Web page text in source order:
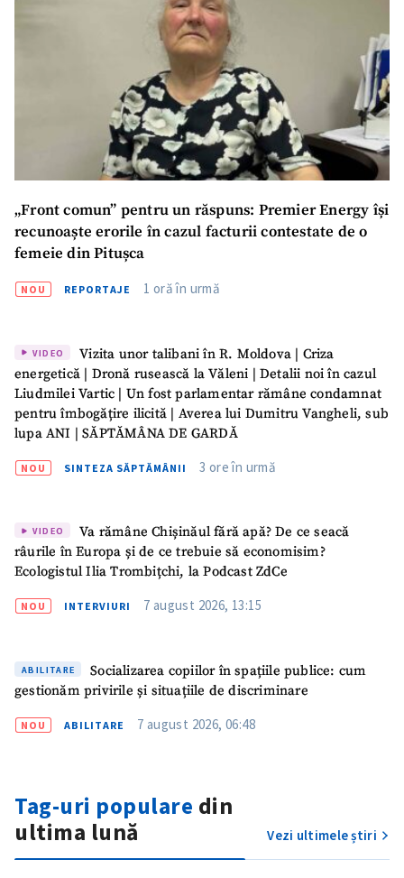
„Front comun” pentru un răspuns: Premier Energy își
recunoaște erorile în cazul facturii contestate de o
femeie din Pitușca
NOU REPORTAJE 1 oră în urmă
VIDEO
Vizita unor talibani în R. Moldova | Criza
energetică | Dronă rusească la Văleni | Detalii noi în cazul
Liudmilei Vartic | Un fost parlamentar rămâne condamnat
pentru îmbogățire ilicită | Averea lui Dumitru Vangheli, sub
lupa ANI | SĂPTĂMÂNA DE GARDĂ
NOU SINTEZA SĂPTĂMÂNII 3 ore în urmă
VIDEO
Va rămâne Chișinăul fără apă? De ce seacă
râurile în Europa și de ce trebuie să economisim?
Ecologistul Ilia Trombițchi, la Podcast ZdCe
NOU INTERVIURI 7 august 2026, 13:15
ABILITARE
Socializarea copiilor în spațiile publice: cum
gestionăm privirile și situațiile de discriminare
NOU ABILITARE 7 august 2026, 06:48
Tag-uri populare din
ultima lună
Vezi ultimele știri